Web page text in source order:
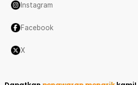
Instagram
Facebook
X